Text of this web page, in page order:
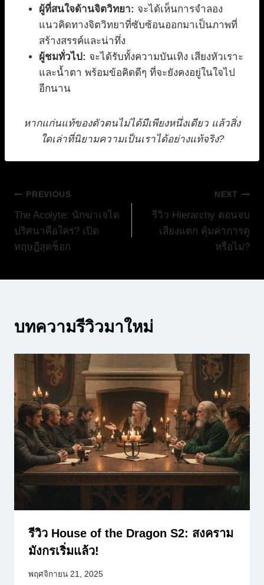
ผู้ที่สนใจด้านจิตวิทยา: จะได้เห็นการจำลอง
แนวคิดทางจิตวิทยาที่ซับซ้อนออกมาเป็นภาพที่
สร้างสรรค์และน่าทึ่ง
ผู้ชมทั่วไป: จะได้รับทั้งความบันเทิง เสียงหัวเราะ
และน้ำตา พร้อมข้อคิดดีๆ ที่จะยังคงอยู่ในใจไป
อีกนาน
หากแก่นแท้ของตัวตนไม่ได้มีเพียงหนึ่งเดียว แล้วสิ่ง
ใดเล่าที่นิยามความเป็นเราได้อย่างแท้จริง?
แนะแนว
เรื่อง
PREVIOUS
The Acolyte: นักฆ่าเจได
ปริศนาคือใคร? เปิด
ทฤษฎีสุดช็อก
NEXT
รีวิว Hierarchy ตอนจบ
เสียงแตก คุ้มค่าการดู
หรือไม่?
บทความรีวิวมาใหม่
รีวิว House of the Dragon S2: สงคราม
มังกรเริ่มแล้ว!
พฤศจิกายน 21, 2025